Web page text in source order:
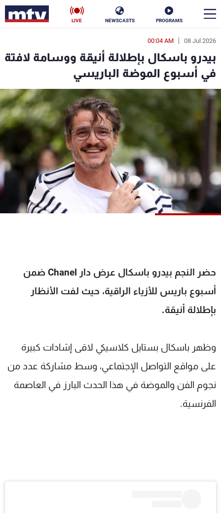
PROGRAMS
NEWSCASTS
LIVE
08 Jul 2026
00:04 AM
بيدرو باسكال بإطلالة أنيقة ووسامة لافتة
في أسبوع الموضة الباريسي
حضر النجم بيدرو باسكال عرض دار Chanel ضمن
أسبوع باريس للأزياء الراقية، حيث لفت الأنظار
بإطلالة أنيقة.
وظهر باسكال بستايل كلاسيكي لاقى إشادات كبيرة
على مواقع التواصل الإجتماعي، وسط مشاركة عدد من
نجوم الفن والموضة في هذا الحدث البارز في العاصمة
الفرنسية.
en
الأخبار
سياسة ناس
فن
رياضة
البرامج
عن MTV
الإنـتـاج
لاعلاناتكم
وظائف
تواصل معنا
شروط الإسـتخدام